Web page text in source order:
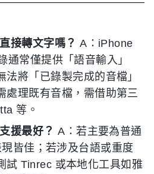
接轉文字嗎？ A：iPhone
通常僅提供「語音輸入」
法將「已錄製完成的音檔」
處理既有音檔，需借助第三
等。
援最好？ A：若主要為普通
皆佳；若涉及台語或重度
試 Tinrec 或本地化工具如雅